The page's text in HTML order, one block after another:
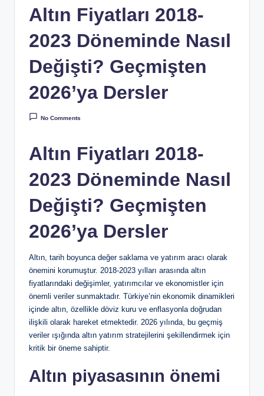
Altın Fiyatları 2018-
2023 Döneminde Nasıl
Değişti? Geçmişten
2026’ya Dersler
No Comments
Altın Fiyatları 2018-
2023 Döneminde Nasıl
Değişti? Geçmişten
2026’ya Dersler
Altın, tarih boyunca değer saklama ve yatırım aracı olarak
önemini korumuştur. 2018-2023 yılları arasında altın
fiyatlarındaki değişimler, yatırımcılar ve ekonomistler için
önemli veriler sunmaktadır. Türkiye’nin ekonomik dinamikleri
içinde altın, özellikle döviz kuru ve enflasyonla doğrudan
ilişkili olarak hareket etmektedir. 2026 yılında, bu geçmiş
veriler ışığında altın yatırım stratejilerini şekillendirmek için
kritik bir öneme sahiptir.
Altın piyasasının önemi